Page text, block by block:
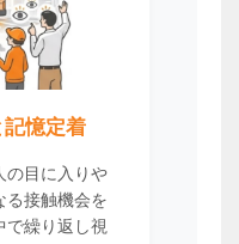
憶定着
の目に入りや
る接触機会を
で繰り返し視